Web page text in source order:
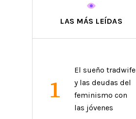
LAS MÁS LEÍDAS
1
El sueño tradwife
y las deudas del
feminismo con
las jóvenes